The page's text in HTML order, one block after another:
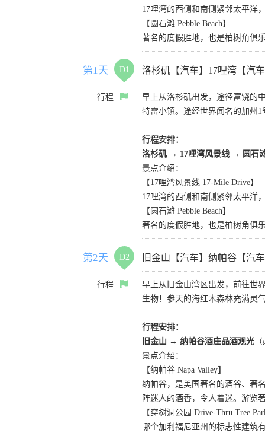
17哩湾的西侧和南侧紧邻太平洋
【圆石滩 Pebble Beach】
著名的度假胜地，也是柏树角俱
第1天 D1 洛杉矶【汽车】17哩湾【汽
行程
早上从洛杉矶出发，途径富饶的
特雷小镇。途经世界闻名的加州
行程安排：
洛杉矶 → 17哩湾风景线 → 圆石
景点介绍：
【17哩湾风景线 17-Mile Drive】
17哩湾的西侧和南侧紧邻太平洋
【圆石滩 Pebble Beach】
著名的度假胜地，也是柏树角俱
第2天 D2 旧金山【汽车】纳帕谷【汽
行程
早上从旧金山湾区出发，前往世
生物！参天的海红木森林充满灵
行程安排：
旧金山 → 纳帕谷酒庄品酒观光
景点介绍：
【纳帕谷 Napa Valley】
纳帕谷，是美国著名的酒谷、著
阵迷人的酒香，令人着迷。游览
【穿树洞公园 Drive-Thru Tree
哪个加利福尼亚州的标志性建筑